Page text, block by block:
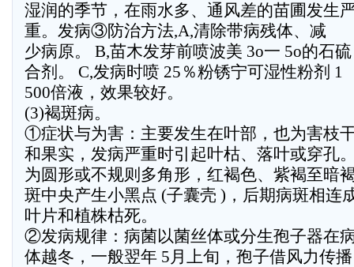
湿润的季节，在雨水多、通风差的苗圃发生
重。发病③防治方法,A,清除带病残体、减
少病原。 B,苗木发芽前喷波美 3o一 5o的石硫
合剂。 C,发病时喷 25％粉锈宁可湿性粉剂 1
500倍液，效果较好。
(3)褐斑病。
①症状与为害：主要发生在叶部，也为害枝
和果实，发病严重时引起叶枯、落叶或穿孔
为圆形或不规则多角形，红褐色、紫褐至暗
斑中央产生小黑点 (子囊壳 )，后期病斑相连
叶片和植株枯死。
②发病规律：病菌以菌丝体或分生孢子器在
体越冬，一般翌年 5月上旬，孢子借风力传